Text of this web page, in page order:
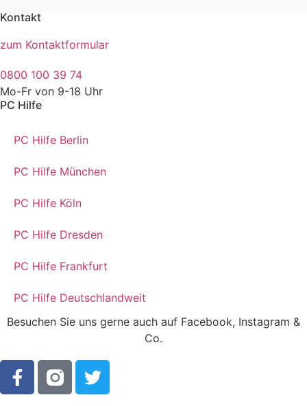
Besuchen Sie uns gerne auch auf Facebook, Instagram &
Co.
PC Hilfe
PC Hilfe Berlin
PC Hilfe München
PC Hilfe Köln
PC Hilfe Dresden
PC Hilfe Frankfurt
PC Hilfe Deutschlandweit
Kontakt
zum Kontaktformular
0800 100 39 74
Mo-Fr von 9-18 Uhr